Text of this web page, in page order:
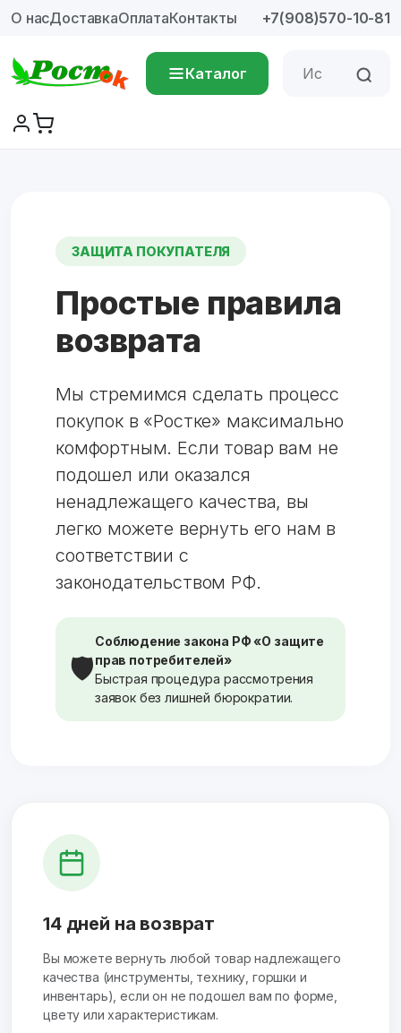
О насДоставкаОплатаКонтакты +7(908)570-10-81
Каталог
ЗАЩИТА ПОКУПАТЕЛЯ
Простые правила
возврата
Мы стремимся сделать процесс
покупок в «Ростке» максимально
комфортным. Если товар вам не
подошел или оказался
ненадлежащего качества, вы
легко можете вернуть его нам в
соответствии с
законодательством РФ.
🛡️
Соблюдение закона РФ «О защите
прав потребителей»
Быстрая процедура рассмотрения
заявок без лишней бюрократии.
14 дней на возврат
Вы можете вернуть любой товар надлежащего
качества (инструменты, технику, горшки и
инвентарь), если он не подошел вам по форме,
цвету или характеристикам.